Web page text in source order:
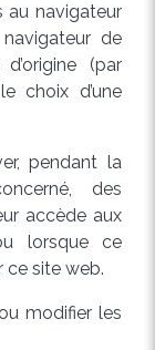
au navigateur
de
(par
choix d’une
pendant la
des
accède aux
lorsque ce
ce site web.
modifier les